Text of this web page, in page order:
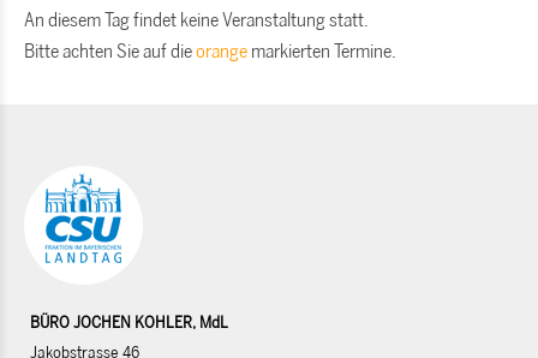
An diesem Tag findet keine Veranstaltung statt.
Bitte achten Sie auf dieorange markierten Termine.
BÜRO JOCHEN KOHLER, MdL
Jakobstrasse 46